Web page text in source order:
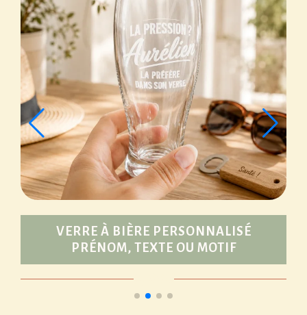
VERRE À BIÈRE PERSONNALISÉ
PRÉNOM, TEXTE OU MOTIF
9,00